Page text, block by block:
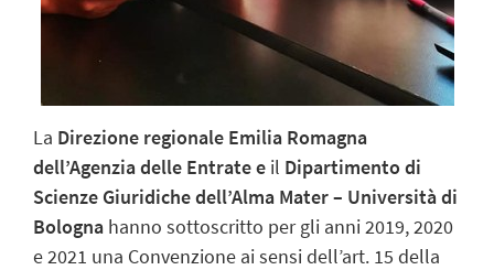
La Direzione regionale Emilia Romagna
dell’Agenzia delle Entrate e il Dipartimento di
Scienze Giuridiche dell’Alma Mater – Università di
Bologna hanno sottoscritto per gli anni 2019, 2020
e 2021 una Convenzione ai sensi dell’art. 15 della